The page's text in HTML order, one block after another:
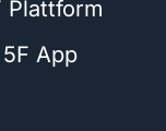
Plattform
App